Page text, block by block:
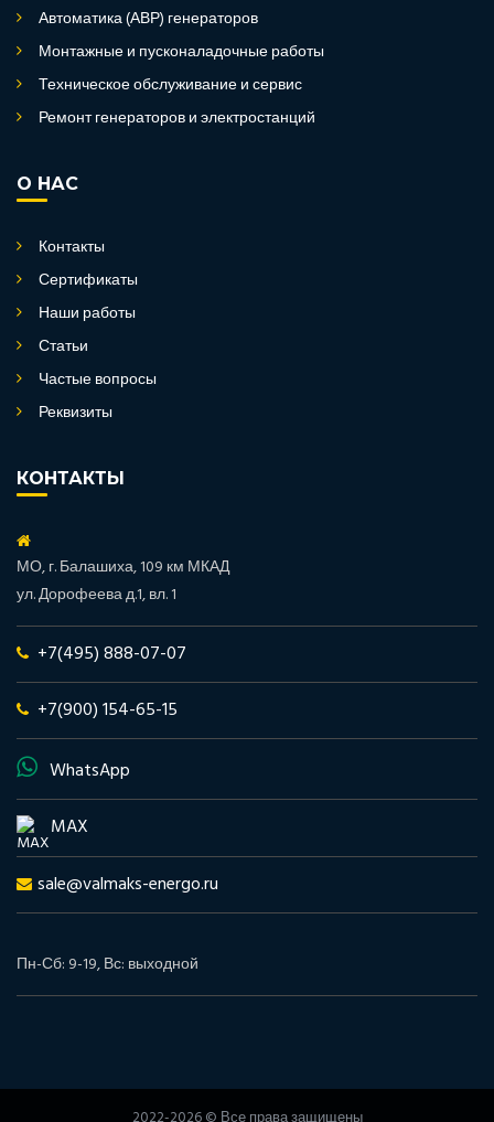
Автоматика (АВР) генераторов
Монтажные и пусконаладочные работы
Техническое обслуживание и сервис
Ремонт генераторов и электростанций
О НАС
Контакты
Сертификаты
Наши работы
Статьи
Частые вопросы
Реквизиты
КОНТАКТЫ
МО, г. Балашиха, 109 км МКАД
ул. Дорофеева д.1, вл. 1
+7(495) 888-07-07
+7(900) 154-65-15
WhatsApp
MAX
sale@valmaks-energo.ru
Пн-Сб: 9-19, Вс: выходной